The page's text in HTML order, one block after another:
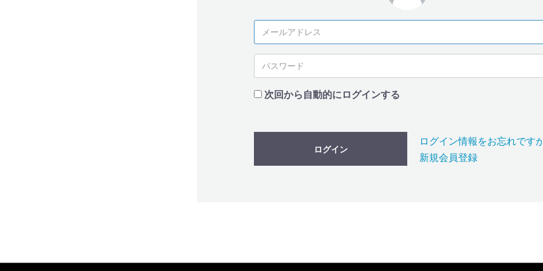
次回から自動的にログインする
ログイン
ログイン情報をお忘れです
新規会員登録